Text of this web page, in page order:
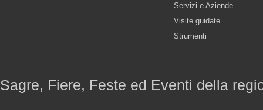
Servizi e Aziende
Visite guidate
Strumenti
Sagre, Fiere, Feste ed Eventi della